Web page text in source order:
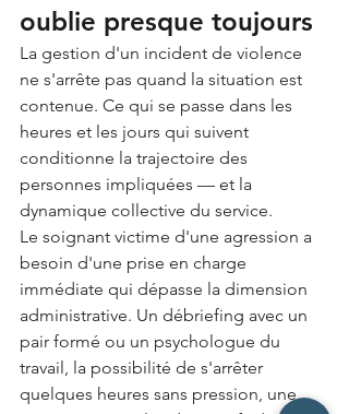
oublie presque toujours
La gestion d'un incident de violence
ne s'arrête pas quand la situation est
contenue. Ce qui se passe dans les
heures et les jours qui suivent
conditionne la trajectoire des
personnes impliquées — et la
dynamique collective du service.
Le soignant victime d'une agression a
besoin d'une prise en charge
immédiate qui dépasse la dimension
administrative. Un débriefing avec un
pair formé ou un psychologue du
travail, la possibilité de s'arrêter
quelques heures sans pression, une